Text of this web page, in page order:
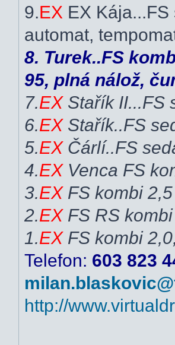
9.EX EX Kája...FS
automat,
8. Turek..FS
95, plná nálož,
7.EXStařík II...FS
6.EXStařík..FS
5.EXČárlí..FS
4.EXVenca FS
3.EXFS kombi
2.EXFS RS
1.EXFS kombi
Telefon: 603 823
http://